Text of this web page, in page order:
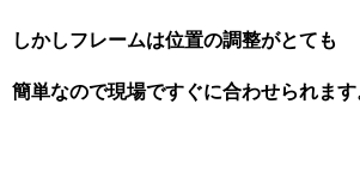
しかしフレームは位置の調整がとても
簡単なので現場ですぐに合わせられます